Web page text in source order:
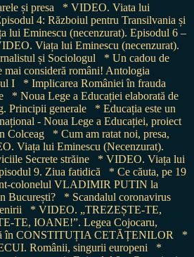
și presa
* VIDEO. Viata lui
4: Războiul pentru Transilvania și
lui Eminescu (necenzurat). Episodul 6 –
Viața lui Eminescu (necenzurat).
și Sociologul
* Un cadou de
mai consideră români! Antologia
I
* Implicarea României în frauda
* Noua Lege a Educației elaborată de
Principii generale
* Educația este un
- Noua Lege a Educației, proiect
Colceag
* Cum am ratat noi, presa,
Viața lui Eminescu (Necenzurat).
Secrete străine
* VIDEO. Viața lui
9. Ziua fatidică
* Ce căuta, pe 19
colonelul VLADIMIR PUTIN la
București?
* Scandalul coronavirus
* VIDEO. „TREZEȘTE-TE,
TE, IOANE!”. Legea Cojocaru,
în CONSTITUȚIA CETĂȚENILOR
*
Românii, singurii europeni
*